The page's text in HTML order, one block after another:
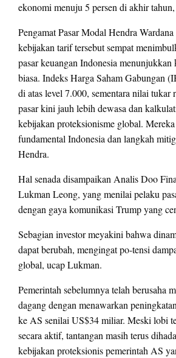
ekonomi menuju 5 persen di akhir
Pengamat Pasar Modal Hendra
kebijakan tarif tersebut sempat
pasar keuangan Indonesia menunjukkan
biasa. Indeks Harga Saham Gabungan
di atas level 7.000, sementara nilai tukar
pasar kini jauh lebih dewasa dan
kebijakan proteksionisme global.
fundamental Indonesia dan langkah
Hendra.
Hal senada disampaikan Analis Doo
Lukman Leong, yang menilai pelaku
dengan gaya komunikasi Trump yang
Sebagian investor meyakini bahwa
dapat berubah, mengingat po-tensi
global, ucap Lukman.
Pemerintah sebelumnya telah berusaha
dagang dengan menawarkan
ke AS senilai US$34 miliar. Meski lobi
secara aktif, tantangan masih terus
kebijakan proteksionis pemerintah AS